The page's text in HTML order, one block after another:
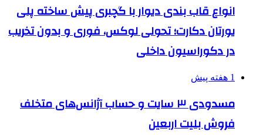
انواع قاب بندی دیوار با گچبری پیش ساخته پلی
یورتان دکارت؛ تحولی لوکس، فوری و بدون تخریب
در دکوراسیون داخلی
1 هفته پیش
مسدودی ۳ سایت و حساب آژانس‌های متخلف
فروش بلیت اربعین